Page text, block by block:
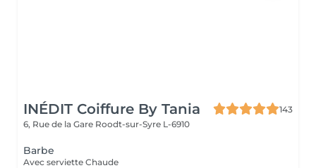
INÉDIT Coiffure By Tania
143
6, Rue de la Gare Roodt-sur-Syre L-6910
Barbe
Avec serviette Chaude